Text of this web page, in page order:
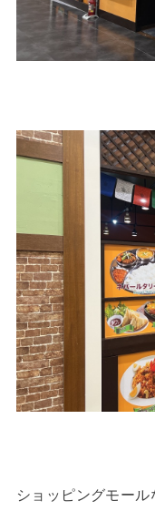
ショッピングモー